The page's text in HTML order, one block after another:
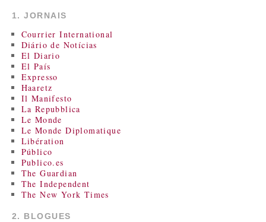
1. JORNAIS
Courrier International
Diário de Notícias
El Diario
El País
Expresso
Haaretz
Il Manifesto
La Repubblica
Le Monde
Le Monde Diplomatique
Libération
Público
Publico.es
The Guardian
The Independent
The New York Times
2. BLOGUES